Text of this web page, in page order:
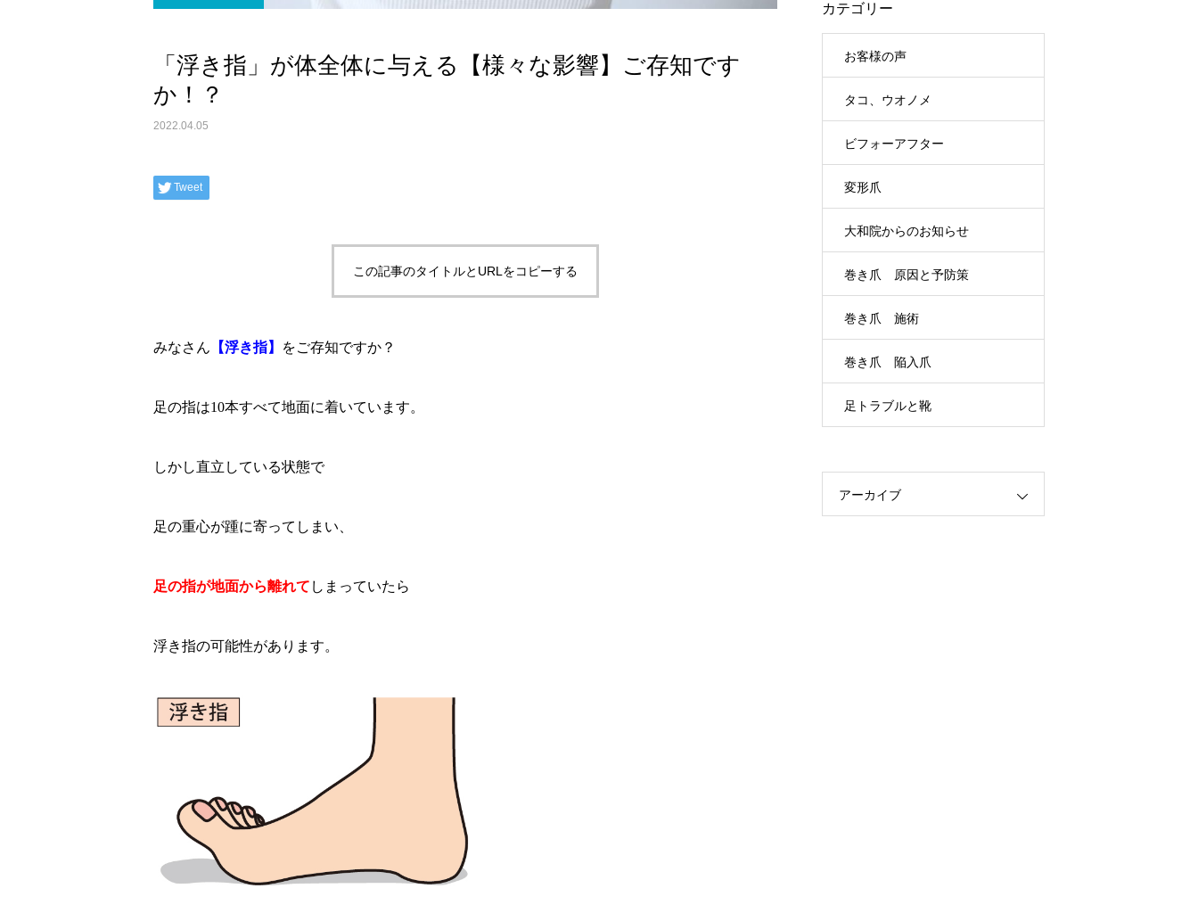
「浮き指」が体全体に与える【様々な影響】ご存知です
か！？
2022.04.05
Tweet
この記事のタイトルとURLをコピーする
みなさん 【浮き指】 をご存知ですか？
足の指は10本すべて地面に着いています。
しかし直立している状態で
足の重心が踵に寄ってしまい、
足の指が地面から離れて しまっていたら
浮き指の可能性があります。
カテゴリー
お客様の声
タコ、ウオノメ
ビフォーアフター
変形爪
大和院からのお知らせ
巻き爪 原因と予防策
巻き爪 施術
巻き爪 陥入爪
足トラブルと靴
アーカイブ